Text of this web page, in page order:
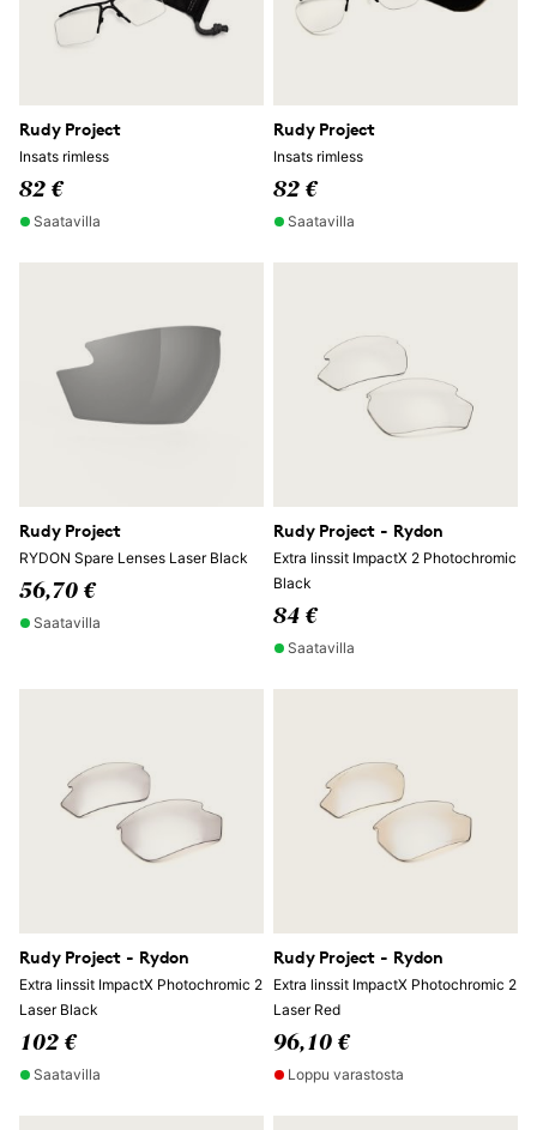
Rudy Project
Insats rimless
82 €
Saatavilla
Rudy Project
Insats rimless
82 €
Saatavilla
Rudy Project
RYDON Spare Lenses Laser Black
56,70 €
Saatavilla
Rudy Project - Rydon
Extra linssit ImpactX 2 Photochromic
Black
84 €
Saatavilla
Rudy Project - Rydon
Extra linssit ImpactX Photochromic 2
Laser Black
102 €
Saatavilla
Rudy Project - Rydon
Extra linssit ImpactX Photochromic 2
Laser Red
96,10 €
Loppu varastosta